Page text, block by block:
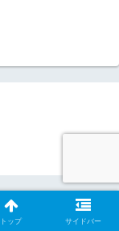
トップ サイドバー